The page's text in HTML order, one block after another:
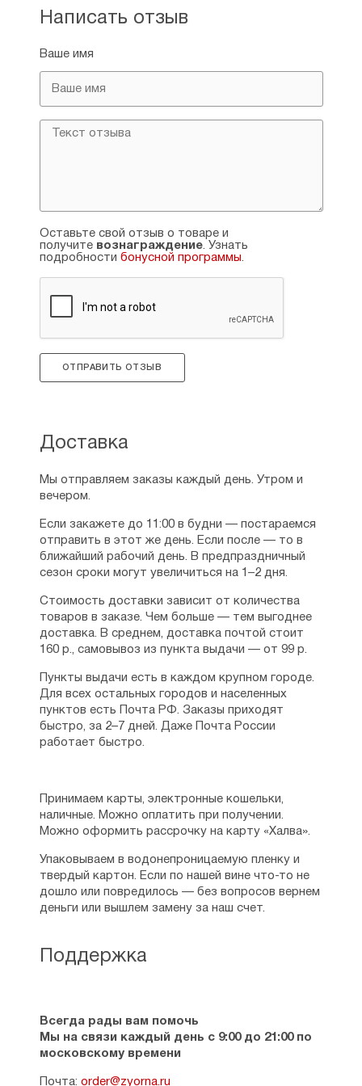
Написать отзыв
Ваше имя
Оставьте свой отзыв о товаре и
получите вознаграждение. Узнать
подробности бонусной программы.
ОТПРАВИТЬ ОТЗЫВ
Поддержка
Всегда рады вам помочь
Мы на связи каждый день с 9:00 до 21:00 по
московскому времени
Почта: order@zyorna.ru
Доставка
Мы отправляем заказы каждый день. Утром и
вечером.
Если закажете до 11:00 в будни — постараемся
отправить в этот же день. Если после — то в
ближайший рабочий день. В предпраздничный
сезон сроки могут увеличиться на 1–2 дня.
Стоимость доставки зависит от количества
товаров в заказе. Чем больше — тем выгоднее
доставка. В среднем, доставка почтой стоит
160 р., самовывоз из пункта выдачи — от 99 р.
Пункты выдачи есть в каждом крупном городе.
Для всех остальных городов и населенных
пунктов есть Почта РФ. Заказы приходят
быстро, за 2–7 дней. Даже Почта России
работает быстро.
Принимаем карты, электронные кошельки,
наличные. Можно оплатить при получении.
Можно оформить рассрочку на карту «Халва».
Упаковываем в водонепроницаемую пленку и
твердый картон. Если по нашей вине что-то не
дошло или повредилось — без вопросов вернем
деньги или вышлем замену за наш счет.